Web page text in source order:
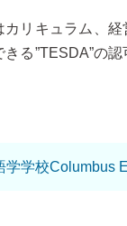
カリキュラム、
る”TESDA”の
学校Columbus